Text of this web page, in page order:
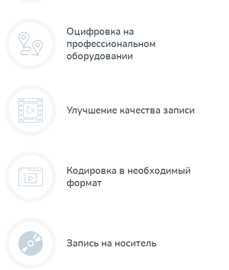
Оцифровка на
профессиональном
оборудовании
Улучшение качества записи
Кодировка в необходимый
формат
Запись на носитель